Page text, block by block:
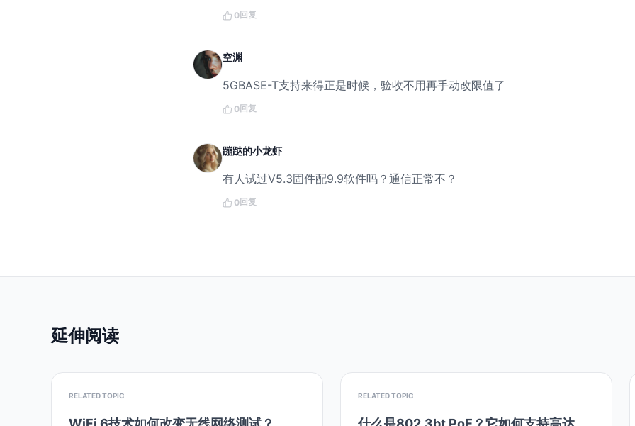
0回复
空渊
5GBASE-T支持来得正是时候，验收不用再手动改限值了
0回复
蹦跶的小龙虾
有人试过V5.3固件配9.9软件吗？通信正常不？
0回复
延伸阅读
RELATED TOPIC RELATED TOPIC